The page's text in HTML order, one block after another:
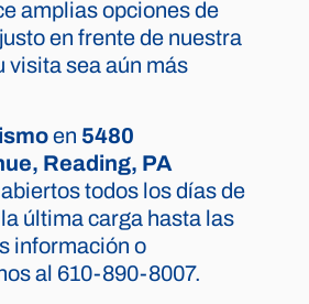
amplias opciones de
en frente de nuestra
visita sea aún más
en 5480
Reading, PA
todos los días de
última carga hasta las
información o
al 610-890-8007.